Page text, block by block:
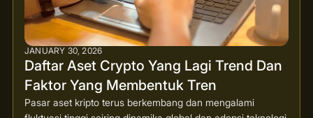
JANUARY 30, 2026
Daftar Aset Crypto Yang Lagi Trend Dan
Faktor Yang Membentuk Tren
Pasar aset kripto terus berkembang dan mengalami